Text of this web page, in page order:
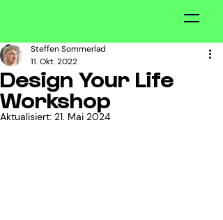
Design Your Life
Workshop
Steffen Sommerlad
11. Okt. 2022
Aktualisiert: 21. Mai 2024